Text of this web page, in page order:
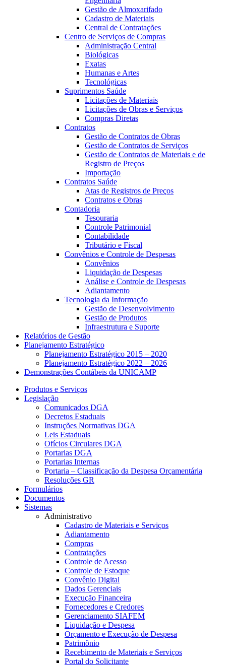
Gestão de Almoxarifado
Cadastro de Materiais
Central de Contratações
Centro de Serviços de Compras
Administração Central
Biológicas
Exatas
Humanas e Artes
Tecnológicas
Suprimentos Saúde
Licitações de Materiais
Licitações de Obras e Serviços
Compras Diretas
Contratos
Gestão de Contratos de Obras
Gestão de Contratos de Serviços
Gestão de Contratos de Materiais e de
Registro de Preços
Importação
Contratos Saúde
Atas de Registros de Preços
Contratos e Obras
Contadoria
Tesouraria
Controle Patrimonial
Contabilidade
Tributário e Fiscal
Convênios e Controle de Despesas
Convênios
Liquidação de Despesas
Análise e Controle de Despesas
Adiantamento
Tecnologia da Informação
Gestão de Desenvolvimento
Gestão de Produtos
Infraestrutura e Suporte
Relatórios de Gestão
Planejamento Estratégico
Planejamento Estratégico 2015 – 2020
Planejamento Estratégico 2022 – 2026
Demonstrações Contábeis da UNICAMP
Produtos e Serviços
Legislação
Comunicados DGA
Decretos Estaduais
Instruções Normativas DGA
Leis Estaduais
Ofícios Circulares DGA
Portarias DGA
Portarias Internas
Portaria – Classificação da Despesa Orçamentária
Resoluções GR
Formulários
Documentos
Sistemas
Administrativo
Cadastro de Materiais e Serviços
Adiantamento
Compras
Contratações
Controle de Acesso
Controle de Estoque
Convênio Digital
Dados Gerenciais
Execução Financeira
Fornecedores e Credores
Gerenciamento SIAFEM
Liquidação e Despesa
Orçamento e Execução de Despesa
Patrimônio
Recebimento de Materiais e Serviços
Portal do Solicitante